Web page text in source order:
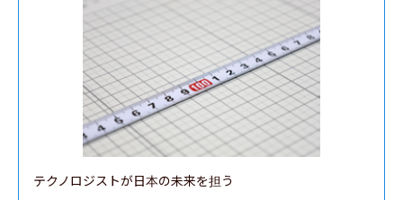
テクノロジストが日本の未来を担う